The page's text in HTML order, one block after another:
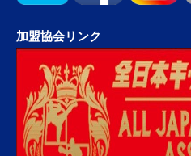
加盟協会リンク